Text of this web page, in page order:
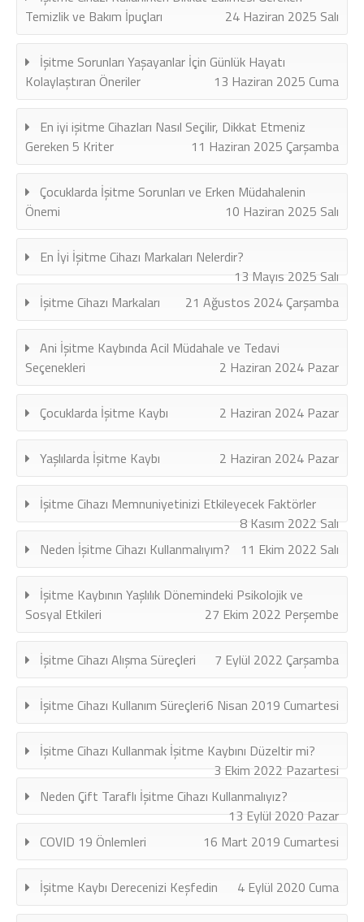
Temizlik ve Bakım İpuçları
24 Haziran 2025 Salı
İşitme Sorunları Yaşayanlar İçin Günlük Hayatı
Kolaylaştıran Öneriler
13 Haziran 2025 Cuma
En iyi işitme Cihazları Nasıl Seçilir, Dikkat Etmeniz
Gereken 5 Kriter
11 Haziran 2025 Çarşamba
Çocuklarda İşitme Sorunları ve Erken Müdahalenin
Önemi
10 Haziran 2025 Salı
En İyi İşitme Cihazı Markaları Nelerdir?
13 Mayıs 2025 Salı
İşitme Cihazı Markaları
21 Ağustos 2024 Çarşamba
Ani İşitme Kaybında Acil Müdahale ve Tedavi
Seçenekleri
2 Haziran 2024 Pazar
Çocuklarda İşitme Kaybı 2 Haziran 2024 Pazar
Yaşlılarda İşitme Kaybı 2 Haziran 2024 Pazar
İşitme Cihazı Memnuniyetinizi Etkileyecek Faktörler
8 Kasım 2022 Salı
Neden İşitme Cihazı Kullanmalıyım?
11 Ekim 2022 Salı
İşitme Kaybının Yaşlılık Dönemindeki Psikolojik ve
Sosyal Etkileri
27 Ekim 2022 Perşembe
İşitme Cihazı Alışma Süreçleri 7 Eylül 2022 Çarşamba
İşitme Cihazı Kullanım Süreçleri6 Nisan 2019 Cumartesi
İşitme Cihazı Kullanmak İşitme Kaybını Düzeltir mi?
3 Ekim 2022 Pazartesi
Neden Çift Taraflı İşitme Cihazı Kullanmalıyız?
13 Eylül 2020 Pazar
COVID 19 Önlemleri
16 Mart 2019 Cumartesi
İşitme Kaybı Derecenizi Keşfedin 4 Eylül 2020 Cuma